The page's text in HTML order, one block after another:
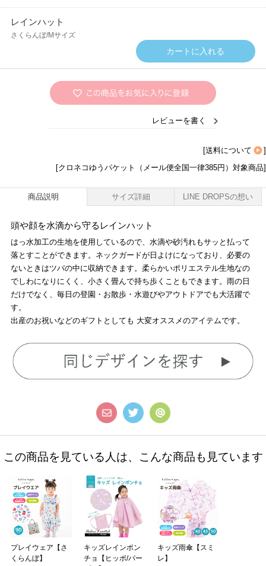
レインハット
さくらんぼ/Mサイズ
レビューを書く
[送料について
]
[クロネコゆうパケット（メール便全国一律385円）対象商品]
商品説明 サイズ詳細 LINE DROPSの想い
頭や顔を水滴から守るレインハット
はっ水加工の生地を使用しているので、水滴や砂汚れもサッと払って
落とすことができます。ネックガードが日よけになっており、必要の
ないときはツバの中に収納できます。柔らかいポリエステル生地なの
でしわになりにくく、小さく畳んで持ち歩くこともできます。雨の日
だけでなく、毎日の登園・お散歩・水遊びやアウトドアでも大活躍で
す。
出産のお祝いなどのギフトとしても 大変オススメのアイテムです。
この商品を見ている人は、こんな商品も見ています
プレイウェア【さ
くらんぼ】
キッズレインポン
チョ【ヒッポ/パー
キッズ雨傘【スミ
レ】